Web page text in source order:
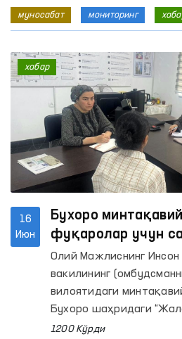
муносабат мониторинг
16
Июн
Бухоро
фуқаролар учун
ўтказди
Олий Мажлиснинг Инсон
вакилининг
вилоятидаги
Бухоро шаҳридаги
маҳалласида
1200 Кўрди
хабар